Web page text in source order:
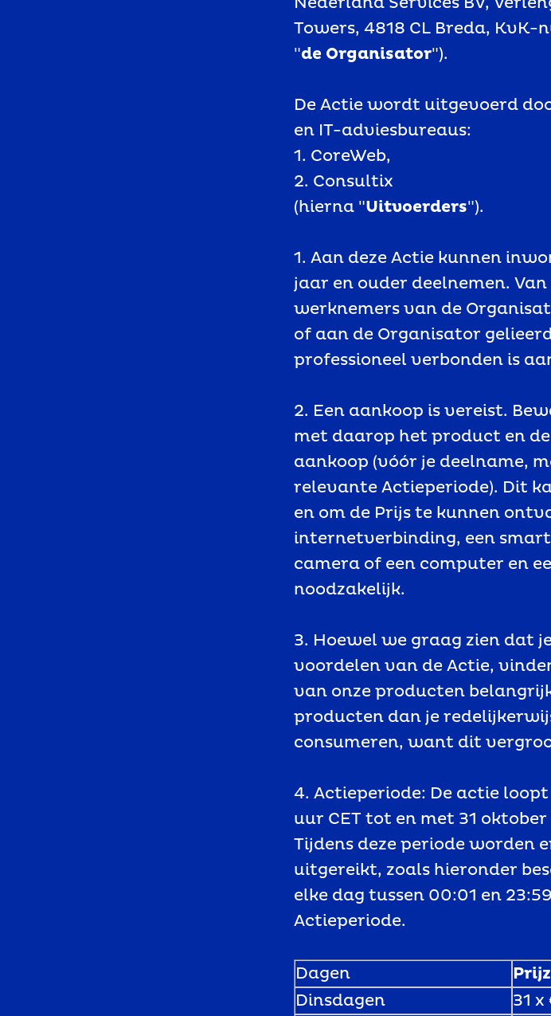
Towers, 4818 CL Breda,
"de Organisator").
De Actie wordt uitgevoerd
en IT-adviesbureaus:
1. CoreWeb,
2. Consultix
(hierna "Uitvoerders").
1. Aan deze Actie kunnen
jaar en ouder deelnemen.
werknemers van de
of aan de Organisator
professioneel verbonden is
2. Een aankoop is vereist.
met daarop het product en
aankoop (vóór je deelname,
relevante Actieperiode). Dit
en om de Prijs te kunnen
internetverbinding, een
camera of een computer en
noodzakelijk.
3. Hoewel we graag zien dat
voordelen van de Actie,
van onze producten
producten dan je
consumeren, want dit
4. Actieperiode: De actie
uur CET tot en met 31 oktober
Tijdens deze periode worden
uitgereikt, zoals hieronder
elke dag tussen 00:01 en
Actieperiode.
Dagen
Dinsdagen
31